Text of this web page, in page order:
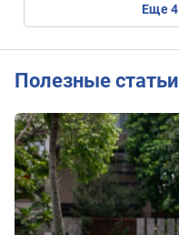
eще4
Полезные статьи